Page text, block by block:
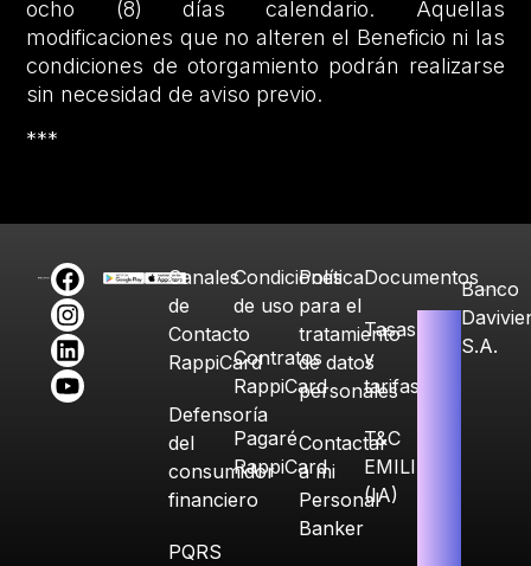
ocho (8) días calendario. Aquellas
modificaciones que no alteren el Beneficio ni las
condiciones de otorgamiento podrán realizarse
sin necesidad de aviso previo.
***
Canales
de
Contacto
RappiCard
Defensoría
del
consumidor
financiero
PQRS
Condiciones
de uso
Contratos
RappiCard
Pagaré
RappiCard
Política
para el
tratamiento
de datos
personales
Contactar
a mi
Personal
Banker
Documentos
Tasas
y
tarifas
T&C
EMILIA
(IA)
Banco
S.A.